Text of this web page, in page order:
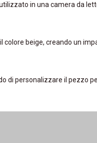
in una camera da
colore beige, creando un
di personalizzare il pezzo